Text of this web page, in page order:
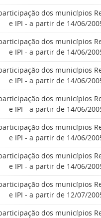
dos municípios
e IPI - a partir de 14/06/
dos municípios
e IPI - a partir de 14/06/
dos municípios
e IPI - a partir de 14/06/
dos municípios
e IPI - a partir de 14/06/
dos municípios
e IPI - a partir de 14/06/
dos municípios
e IPI - a partir de 14/06/
dos municípios
e IPI - a partir de 12/07/
dos municípios